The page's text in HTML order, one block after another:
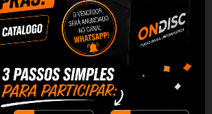
Iluminação LED
fornecem iluminação perfeita da
também têm a capacidade de mudar
possamos ajustar independentemente